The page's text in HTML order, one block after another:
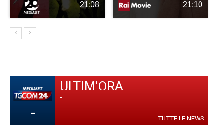
21:08 21:10
-
ULTIM'ORA
-
TUTTE LE NEWS